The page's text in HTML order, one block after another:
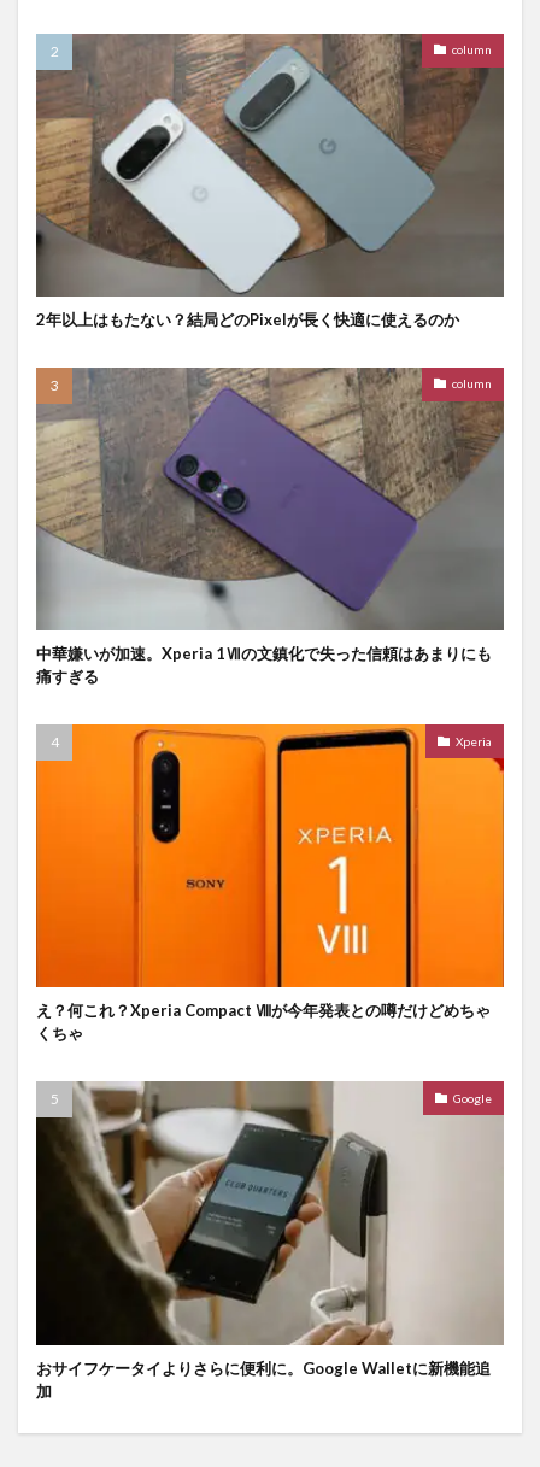
column
2年以上はもたない？結局どのPixelが長く快適に使えるのか
column
中華嫌いが加速。Xperia 1Ⅶの文鎮化で失った信頼はあまりにも
痛すぎる
Xperia
え？何これ？Xperia Compact Ⅷが今年発表との噂だけどめちゃ
くちゃ
Google
おサイフケータイよりさらに便利に。Google Walletに新機能追
加